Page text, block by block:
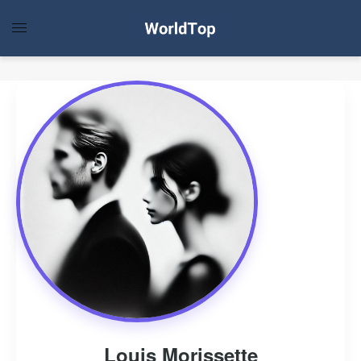
Louis Morissette